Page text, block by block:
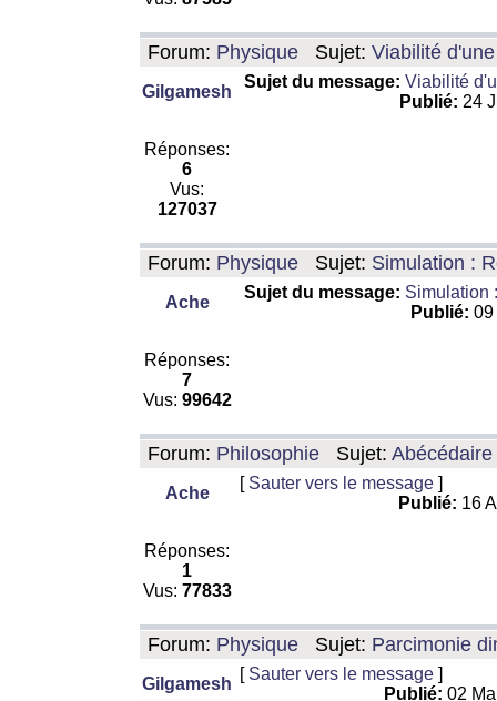
Forum: Physique Sujet: Viabilité
Gilgamesh
Sujet du message: Viabilité
Publié: 24
Réponses:
6
Vus:
127037
Forum: Physique Sujet: Simulation :
Ache
Sujet du message: Simulation
Publié:
Réponses:
7
Vus: 99642
Forum: Philosophie Sujet: Abécédaire
Ache
[ Sauter vers le message ]
Publié: 16
Réponses:
1
Vus: 77833
Forum: Physique Sujet: Parcimonie
Gilgamesh
[ Sauter vers le message ]
Publié: 02